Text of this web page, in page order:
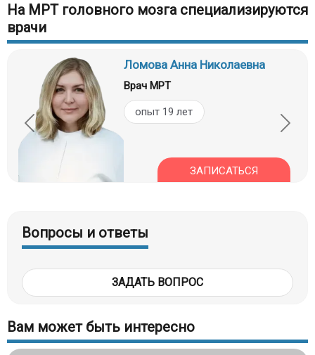
На МРТ головного мозга специализируются
врачи
Ломова Анна Николаевна
Врач МРТ
опыт 19 лет
ЗАПИСАТЬСЯ
Вопросы и ответы
ЗАДАТЬ ВОПРОС
Вам может быть интересно